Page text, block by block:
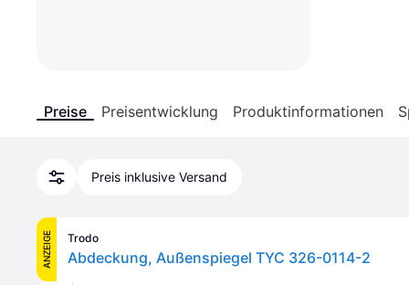
Preise Preisentwicklung Produktinformationen
Preis inklusive Versand
ANZEIGE Trodo
Abdeckung, Außenspiegel TYC 326-0114-2